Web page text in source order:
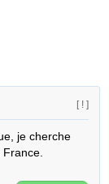
[ ! ]
je cherche